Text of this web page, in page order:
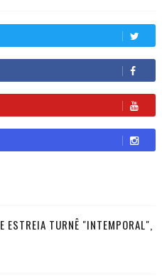
ESTREIA TURNÊ "INTEMPORAL",